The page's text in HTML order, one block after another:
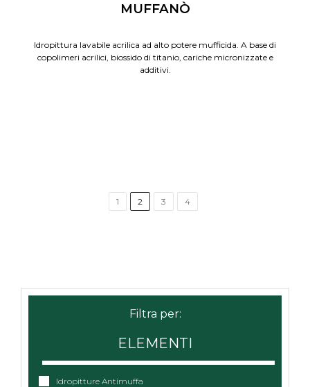
ELEMENTI
Idropitture Antimuffa
MUFFANÒ
Idropittura lavabile acrilica ad alto potere mufficida. A base di
copolimeri acrilici, biossido di titanio, cariche micronizzate e
additivi.
1 2 3 4